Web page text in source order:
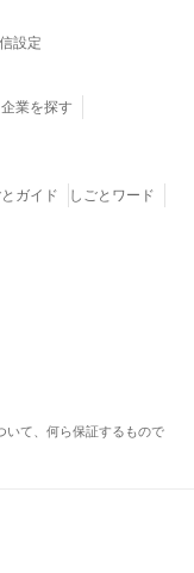
設定
業を探す
ガイド
しごとワード
いて、何ら保証するもので